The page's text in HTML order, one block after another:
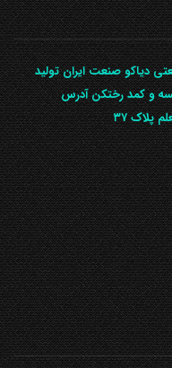
پلاک 55 کارگاه صنعتی دیاکو صنعت ایران تولید
و کمد رختکن آدرس
پلاک ۳۷